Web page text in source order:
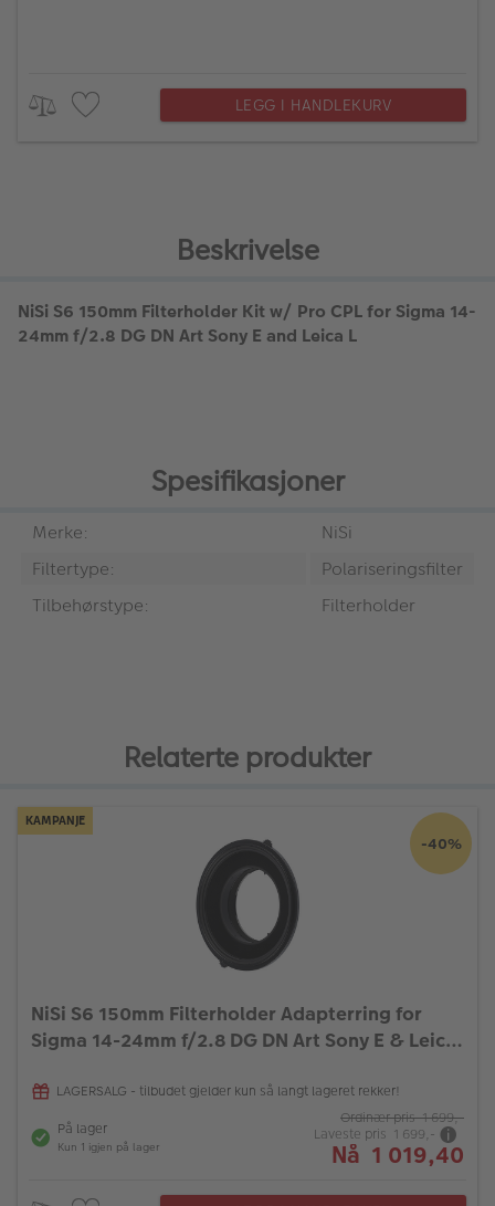
LEGG I HANDLEKURV
Beskrivelse
NiSi S6 150mm Filterholder Kit w/ Pro CPL for Sigma 14-
24mm f/2.8 DG DN Art Sony E and Leica L
Spesifikasjoner
Merke:
NiSi
Filtertype:
Polariseringsfilter
Tilbehørstype:
Filterholder
Relaterte produkter
KAMPANJE
-40%
NiSi S6 150mm Filterholder Adapterring for
Sigma 14-24mm f/2.8 DG DN Art Sony E & Leica
LAGERSALG - tilbudet gjelder kun så langt lageret rekker!
På lager
Kun 1 igjen på lager
Ordinær pris 1 699,-
Laveste pris 1 699,-
Nå 1 019,40